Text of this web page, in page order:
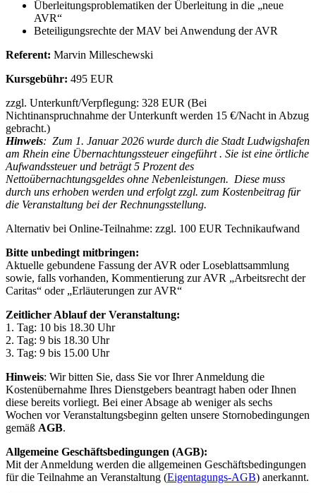
Überleitungsproblematiken der Überleitung in die „neue
AVR“
Beteiligungsrechte der MAV bei Anwendung der AVR
Referent: Marvin Milleschewski
Kursgebühr: 495 EUR
zzgl. Unterkunft/Verpflegung: 328 EUR (Bei
Nichtinanspruchnahme der Unterkunft werden 15 €/Nacht in Abzug
gebracht.)
Hinweis: Zum 1. Januar 2026 wurde durch die Stadt Ludwigshafen
am Rhein eine Übernachtungssteuer eingeführt . Sie ist eine örtliche
Aufwandssteuer und beträgt 5 Prozent des
Nettoübernachtungsgeldes ohne Nebenleistungen. Diese muss
durch uns erhoben werden und erfolgt zzgl. zum Kostenbeitrag für
die Veranstaltung bei der Rechnungsstellung.
Alternativ bei Online-Teilnahme: zzgl. 100 EUR Technikaufwand
Bitte unbedingt mitbringen:
Aktuelle gebundene Fassung der AVR oder Loseblattsammlung
sowie, falls vorhanden, Kommentierung zur AVR „Arbeitsrecht der
Caritas“ oder „Erläuterungen zur AVR“
Zeitlicher Ablauf der Veranstaltung:
1. Tag: 10 bis 18.30 Uhr
2. Tag: 9 bis 18.30 Uhr
3. Tag: 9 bis 15.00 Uhr
Hinweis: Wir bitten Sie, dass Sie vor Ihrer Anmeldung die
Kostenübernahme Ihres Dienstgebers beantragt haben oder Ihnen
diese bereits vorliegt. Bei einer Absage ab weniger als sechs
Wochen vor Veranstaltungsbeginn gelten unsere Stornobedingungen
gemäß AGB.
Allgemeine Geschäftsbedingungen (AGB):
Mit der Anmeldung werden die allgemeinen Geschäftsbedingungen
für die Teilnahme an Veranstaltung (Eigentagungs-AGB) anerkannt.